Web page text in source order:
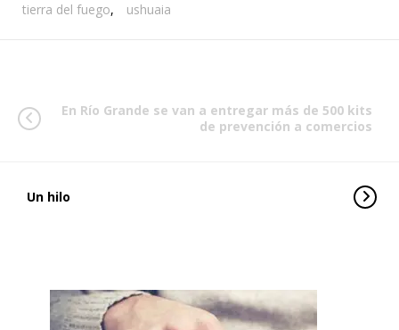
tierra del fuego, ushuaia
En Río Grande se van a entregar más de 500 kits
de prevención a comercios
Un hilo